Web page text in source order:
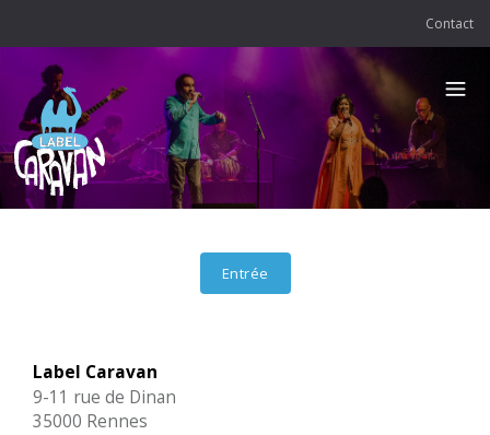
Contact
Entrée
Entrée
Label Caravan
9-11 rue de Dinan
35000 Rennes